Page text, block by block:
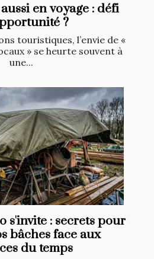
en voyage : défi
?
touristiques, l’envie de «
» se heurte souvent à
une...
s'invite : secrets pour
bâches face aux
du temps